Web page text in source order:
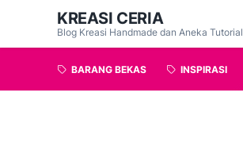
KREASI CERIA
Blog Kreasi Handmade dan Aneka Tutorial
BARANG BEKAS INSPIRASI